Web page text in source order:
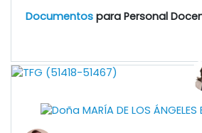
Documentos para Personal